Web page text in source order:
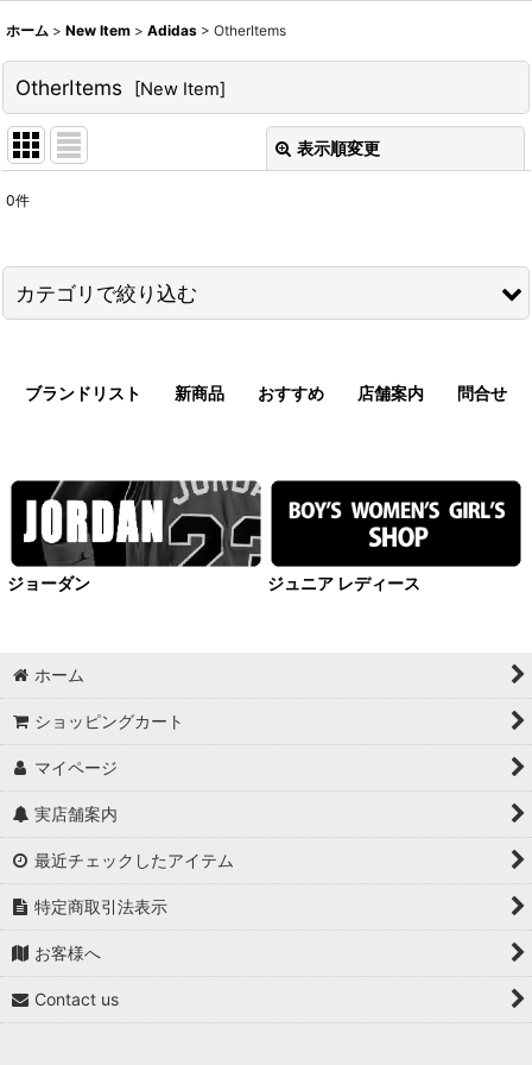
ホーム > New Item > Adidas > OtherItems
OtherItems [New Item]
表示順変更
並び順:
0件
カテゴリで絞り込む
T-Shirts
Jersey
OutWear
Pants
Bag
Ball
Socks
Supporter
Accessory
OtherItems
ブランドリスト 新商品 おすすめ 店舗案内 問合せ
ジョーダン ジュニア レディース
ホーム
ショッピングカート
マイページ
実店舗案内
最近チェックしたアイテム
特定商取引法表示
お客様へ
Contact us